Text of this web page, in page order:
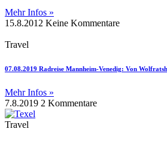
Mehr Infos »
15.8.2012 Keine Kommentare
Travel
07.08.2019 Radreise Mannheim-Venedig: Von
Mehr Infos »
7.8.2019 2 Kommentare
Travel